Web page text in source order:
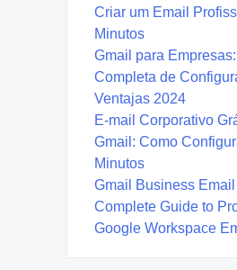
Criar um Email
Minutos
Gmail para
Completa de
Ventajas 2024
E-mail Corporativo
Gmail: Como
Minutos
Gmail Business
Complete Guide to
Google Workspace